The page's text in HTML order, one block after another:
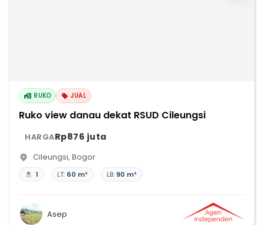
RUKO JUAL
Ruko view danau dekat RSUD Cileungsi
HARGARp876 juta
Cileungsi, Bogor
1 LT: 60 m² LB: 90 m²
Asep